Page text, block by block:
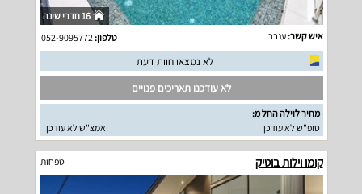
16 חדרי שינה
איש קשר:ענבר טלפון:052-9095772
לא נמצאו חוות דעת
לא עודכנו תאריכים פנויים
מחיר לוילה החל מ:
סופ"ש לא עודכן
אמצ"ש לא עודכן
קומו וילות בוטיק טפחות